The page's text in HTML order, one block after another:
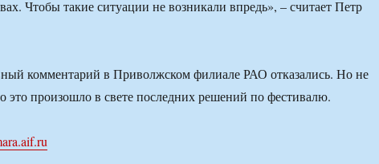
Чтобы такие ситуации не возникали впредь», – считает Петр
комментарий в Приволжском филиале РАО отказались. Но не
это произошло в свете последних решений по фестивалю.